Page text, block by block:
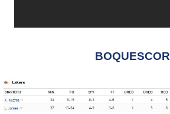
BOQUESCOR